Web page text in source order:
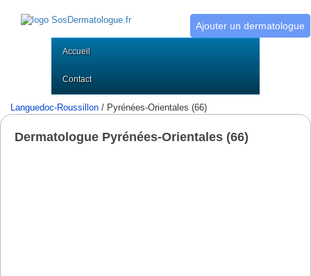
Ajouter un dermatologue
Accueil
Contact
Languedoc-Roussillon / Pyrénées-Orientales (66)
Dermatologue Pyrénées-Orientales (66)